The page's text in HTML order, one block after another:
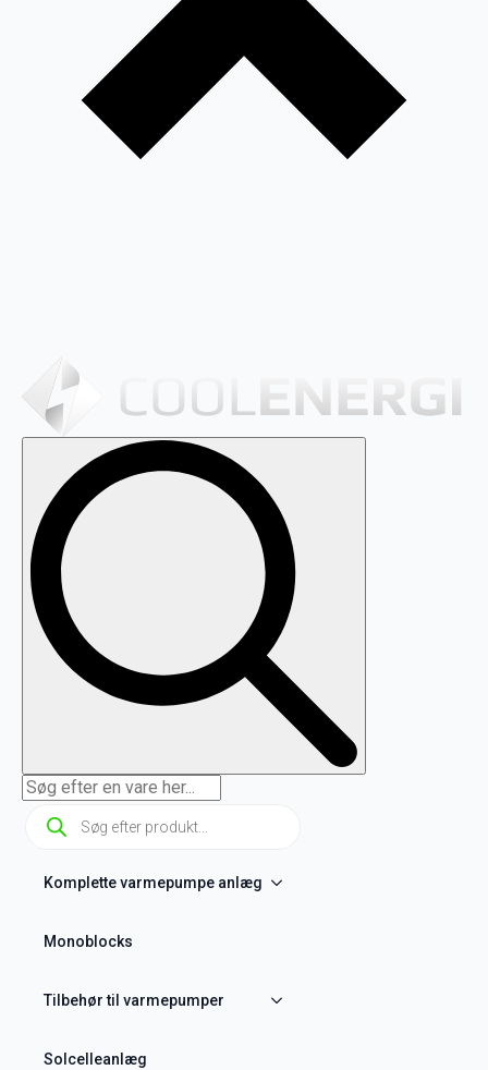
Products
search
Komplette varmepumpe anlæg
Monoblocks
Tilbehør til varmepumper
Solcelleanlæg